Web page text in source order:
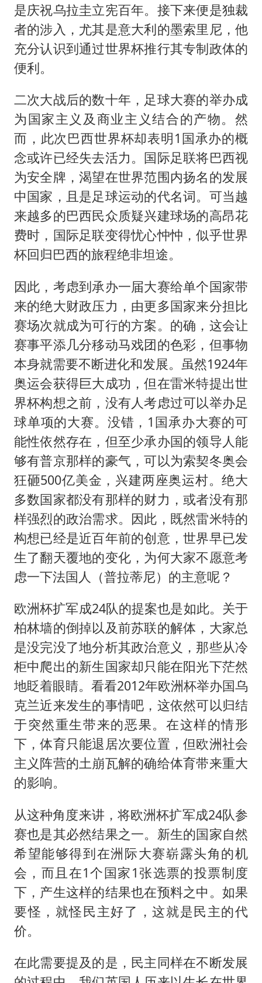
是庆祝乌拉圭立宪百年。接下来便是独裁
者的涉入，尤其是意大利的墨索里尼，他
充分认识到通过世界杯推行其专制政体的
便利。
二次大战后的数十年，足球大赛的举办成
为国家主义及商业主义结合的产物。然
而，此次巴西世界杯却表明1国承办的概
念或许已经失去活力。国际足联将巴西视
为安全牌，渴望在世界范围内扬名的发展
中国家，且是足球运动的代名词。可当越
来越多的巴西民众质疑兴建球场的高昂花
费时，国际足联变得忧心忡忡，似乎世界
杯回归巴西的旅程绝非坦途。
因此，考虑到承办一届大赛给单个国家带
来的绝大财政压力，由更多国家来分担比
赛场次就成为可行的方案。的确，这会让
赛事平添几分移动马戏团的色彩，但事物
本身就需要不断进化和发展。虽然1924年
奥运会获得巨大成功，但在雷米特提出世
界杯构想之前，没有人考虑过可以举办足
球单项的大赛。没错，1国承办大赛的可
能性依然存在，但至少承办国的领导人能
够有普京那样的豪气，可以为索契冬奥会
狂砸500亿美金，兴建两座奥运村。绝大
多数国家都没有那样的财力，或者没有那
样强烈的政治需求。因此，既然雷米特的
构想已经是近百年前的创意，世界早已发
生了翻天覆地的变化，为何大家不愿意考
虑一下法国人（普拉蒂尼）的主意呢？
欧洲杯扩军成24队的提案也是如此。关于
柏林墙的倒掉以及前苏联的解体，大家总
是没完没了地分析其政治意义，那些从冷
柜中爬出的新生国家却只能在阳光下茫然
地眨着眼睛。看看2012年欧洲杯举办国乌
克兰近来发生的事情吧，这依然可以归结
于突然重生带来的恶果。在这样的情形
下，体育只能退居次要位置，但欧洲社会
主义阵营的土崩瓦解的确给体育带来重大
的影响。
从这种角度来讲，将欧洲杯扩军成24队参
赛也是其必然结果之一。新生的国家自然
希望能够得到在洲际大赛崭露头角的机
会，而且在1个国家1张选票的投票制度
下，产生这样的结果也在预料之中。如果
要怪，就怪民主好了，这就是民主的代
价。
在此需要提及的是，民主同样在不断发展